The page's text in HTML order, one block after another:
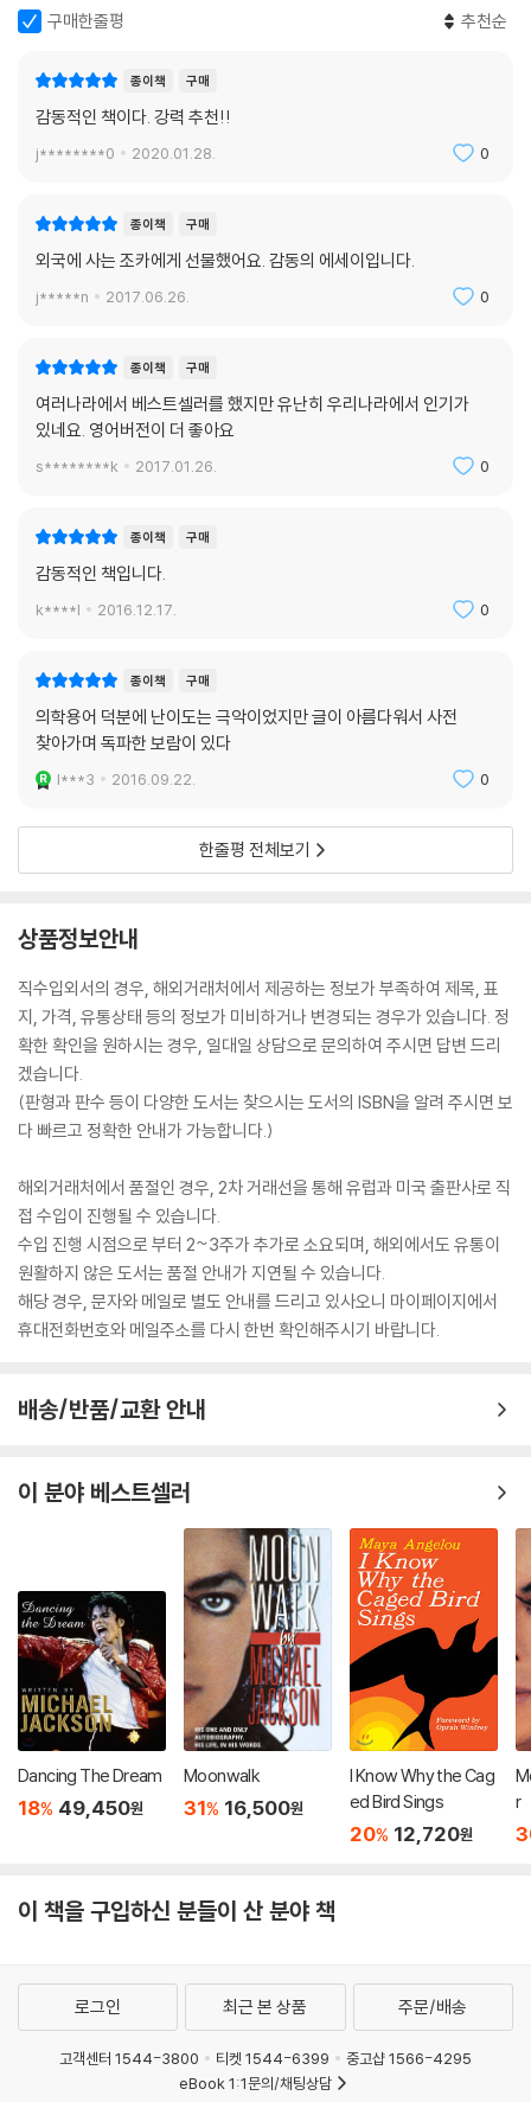
폐암 말기였다. 수년간 다른 사람들의 가장 까다롭고 어려운 수술을 해온
있었고 그렇지 못한 환자들도 있었다. 기술적 탁월함이 도덕적 필수사항이
일이었다. 종양을 제거함으로서 환자는 언어를 잃거나 평범한 사고를 못하
게 될 수도 있었다. 그는 업계의 전문가였고 환자의 삶에 대해서도 책임감
까지는 자신의 모든 환자들이 병상에서 먹는 음식에서 수액 때문에 혀에
그에게 몇 년이 남았는지 알 수 없었다. 여러 항암 치료를 병행하면서 싸워
전부터 계획해 왔던 아이를 갖기로 한다. 옳은 것일까? 아내를 두고 떠나는
시선으로만 세상을 본다. 세상이라는 큰 그림의 한 부분 밖에는 볼 수가 없
는 것이다. 사람은 세상과의 관계 속에서 퍼즐을 맞춰갈 뿐 누구도 완전할
수는 없다. 그는 성경 구절을 인용해 말한다. ‘누군가는 심고, 누군가는 거
찍은 자신의 CT 스캔을 체크하던 그는 작은 무엇을 발견한다. 작지만 분명
히 새로운 종양이 자라고 있었다. 다음날 새벽 다섯시 이십분 퇴근길 그는
기던 그는 두고 오기로 한다. 이곳에서 더 쓸모가 있을 테니까. 오래지 않아
가 자신을 기억할 수 있을만큼만 세상에 조금 더 머무를 수 있기를 소망한
다. 딸이 십대가 된다면 어떤 모습일지 상상조차 되지 않지만 글은 그 자신
보다 오래 살아 남을 것이므로, 그는 자신의 삶을 담은 책을 마무리 하며 미
구매한줄평 추천순
종이책 구매
감동적인 책이다. 강력 추천!!
j********0 2020.01.28. 0
종이책 구매
외국에 사는 조카에게 선물했어요. 감동의 에세이입니다.
j*****n 2017.06.26. 0
종이책 구매
여러나라에서 베스트셀러를 했지만 유난히 우리나라에서 인기가
있네요. 영어버전이 더 좋아요
s********k 2017.01.26. 0
종이책 구매
감동적인 책입니다.
k****l 2016.12.17. 0
종이책 구매
의학용어 덕분에 난이도는 극악이었지만 글이 아름다워서 사전
찾아가며 독파한 보람이 있다
l***3 2016.09.22. 0
한줄평 전체보기
상품정보안내
직수입외서의 경우, 해외거래처에서 제공하는 정보가 부족하여 제목, 표
지, 가격, 유통상태 등의 정보가 미비하거나 변경되는 경우가 있습니다. 정
확한 확인을 원하시는 경우, 일대일 상담으로 문의하여 주시면 답변 드리
겠습니다.
(판형과 판수 등이 다양한 도서는 찾으시는 도서의 ISBN을 알려 주시면 보
다 빠르고 정확한 안내가 가능합니다.)
해외거래처에서 품절인 경우, 2차 거래선을 통해 유럽과 미국 출판사로 직
접 수입이 진행될 수 있습니다.
수입 진행 시점으로 부터 2~3주가 추가로 소요되며, 해외에서도 유통이
원활하지 않은 도서는 품절 안내가 지연될 수 있습니다.
해당 경우, 문자와 메일로 별도 안내를 드리고 있사오니 마이페이지에서
휴대전화번호와 메일주소를 다시 한번 확인해주시기 바랍니다.
배송/반품/교환 안내
이 분야 베스트셀러
Dancing The Dream
18% 49,450원
Moonwalk
31% 16,500원
I Know Why the Cag
ed Bird Sings
20% 12,720원
r
이 책을 구입하신 분들이 산 분야 책
로그인 최근 본 상품 주문/배송
고객센터 1544-3800 티켓 1544-6399
중고샵 1566-4295
eBook 1:1문의/채팅상담